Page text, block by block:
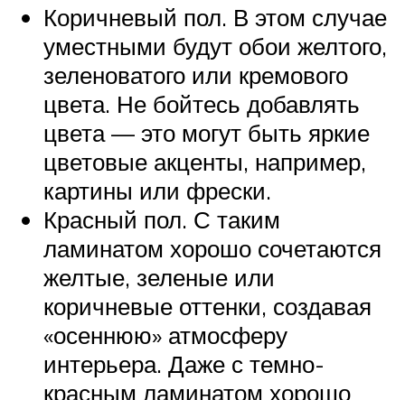
Коричневый пол. В этом случае
уместными будут обои желтого,
зеленоватого или кремового
цвета. Не бойтесь добавлять
цвета — это могут быть яркие
цветовые акценты, например,
картины или фрески.
Красный пол. С таким
ламинатом хорошо сочетаются
желтые, зеленые или
коричневые оттенки, создавая
«осеннюю» атмосферу
интерьера. Даже с темно-
красным ламинатом хорошо